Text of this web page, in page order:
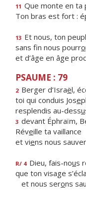
11 Que monte en ta
Ton bras est fort :
13 Et nous, ton
sans fin nous pourro
et d’âge en âge
PSAUME : 79
2 Berger d’Israël,
toi qui conduis Jose
resplendis au-dessu
3 devant Éphraïm,
Réveille ta vaillance
et viens nous
R/ 4 Dieu, fais-nous
que ton visage
et nous serons